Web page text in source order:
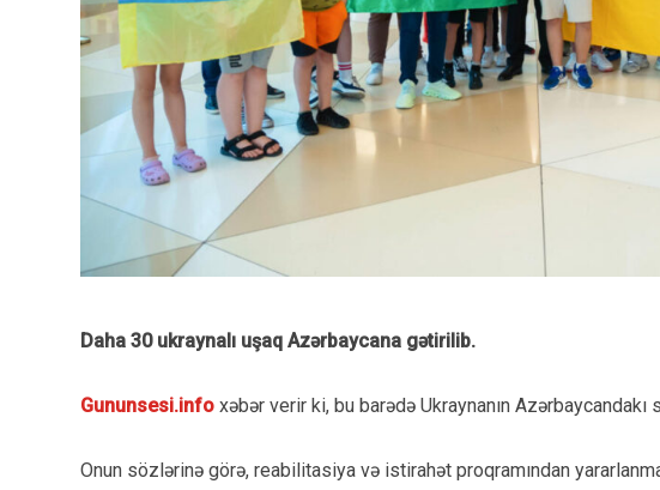
Daha 30 ukraynalı uşaq Azərbaycana gətirilib.
Gununsesi.info xəbər verir ki, bu barədə Ukraynanın
Onun sözlərinə görə, reabilitasiya və istirahət proqramından